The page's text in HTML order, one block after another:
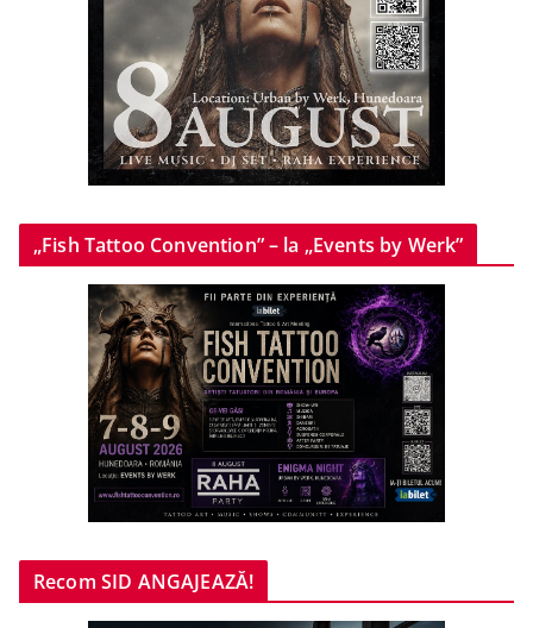
„Fish Tattoo Convention” – la „Events by Werk”
Recom SID ANGAJEAZĂ!